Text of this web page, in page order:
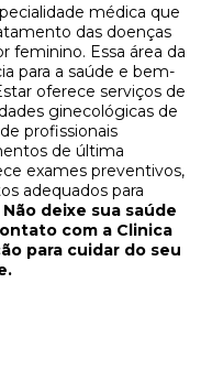
médica que
das doenças
feminino. Essa área da
para a saúde e bem-
oferece serviços de
ginecológicas de
profissionais
de última
exames preventivos,
adequados para
Não deixe sua saúde
com a Clinica
para cuidar do seu